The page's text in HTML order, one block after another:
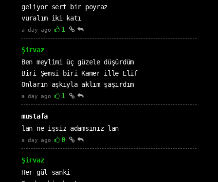
geliyor sert bir poyraz
vuralım iki katı
a day ago 1
Şirvaz
Ben meylimi üç güzele düşürdüm
Biri Şemsi biri Kamer ille Elif
Onların aşkıyla aklım şaşırdım
a day ago 1
mustafa
lan ne işsiz adamsınız lan
a day ago 0
Şirvaz
Her gül sanki